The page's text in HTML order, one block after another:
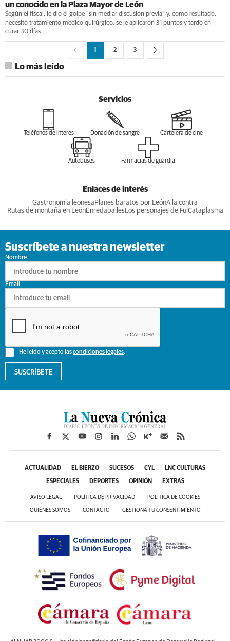
un conocido en la Plaza Mayor de León
Según el fiscal, le dio el golpe "sin mediar discusión previa" y, como resultado,
necesitó tratamiento médico quirúrgico, se le aplicaron 31 puntos y tardó en
curar 30 días
1 2 3
Lo más leído
Servicios
Teléfonos de interés Donación de sangre Cartelera de cine
Autobuses Farmacias de guardia
Enlaces de interés
Gastronomia leonesa Planes baratos por LeónA la contra
Rutas de montaña en LeónEnredabailesLos personajes de Ful Cataplasma
Suscríbete a nuestra newsletter
Nombre
He leído y acepto lascondiciones legales.
Email
SUSCRÍBETE
ACTUALIDAD EL BIERZO SUCESOS CYL LNC CULTURAS
ESPECIALES DEPORTES OPINIÓN EXTRAS
AVISO LEGAL POLÍTICA DE PRIVACIDAD POLÍTICA DE COOKIES
QUIÉNES SOMOS CONTACTO GESTIONA TU CONSENTIMIENTO